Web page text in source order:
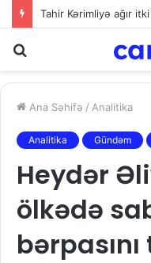
Tahir Kərimliyə ağır itki
Ana Səhifə / Analitika
Analitika Gündəm
Heydər
ölkədə